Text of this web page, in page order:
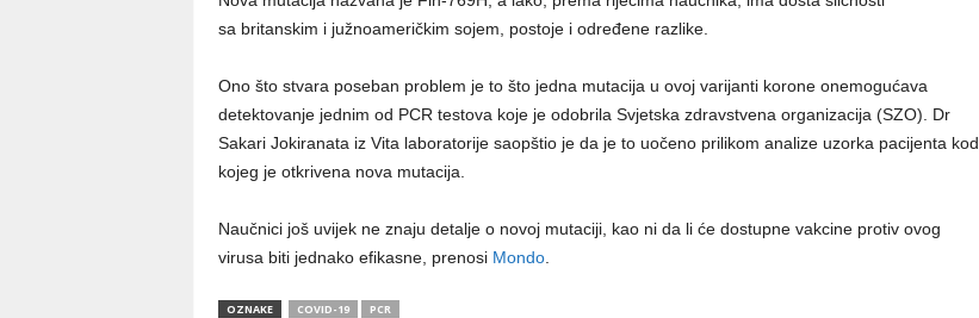
sa britanskim i južnoameričkim sojem, postoje i određene razlike.
Ono što stvara poseban problem je to što jedna mutacija u ovoj varijanti korone onemogućava
detektovanje jednim od PCR testova koje je odobrila Svjetska zdravstvena organizacija (SZO). Dr
Sakari Jokiranata iz Vita laboratorije saopštio je da je to uočeno prilikom analize uzorka pacijenta kod
kojeg je otkrivena nova mutacija.
Naučnici još uvijek ne znaju detalje o novoj mutaciji, kao ni da li će dostupne vakcine protiv ovog
virusa biti jednako efikasne, prenosi Mondo.
OZNAKE COVID-19 PCR